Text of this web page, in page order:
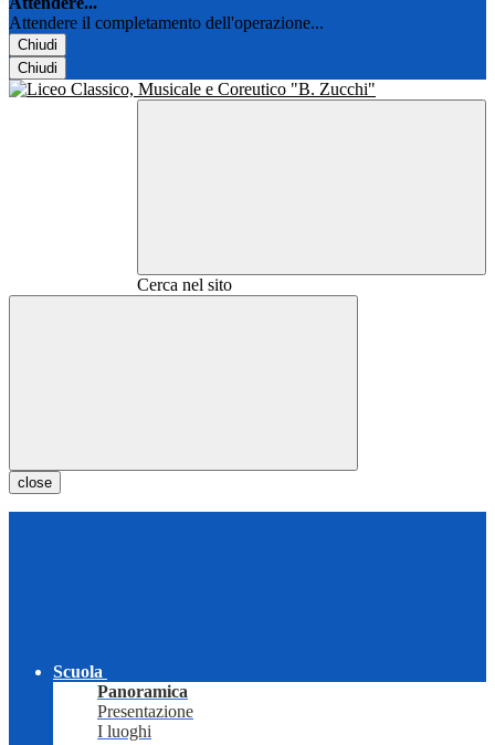
Attendere il completamento dell'operazione...
Chiudi
Chiudi
Cerca nel sito
close
Scuola
Panoramica
Presentazione
I luoghi